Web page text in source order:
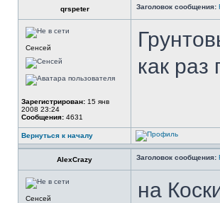
qrspeter Заголовок сообщения:
Сенсей
Зарегистрирован: 15 янв
2008 23:24
Сообщения: 4631
как раз
Вернуться к началу
AlexCrazy Заголовок сообщения:
Сенсей на